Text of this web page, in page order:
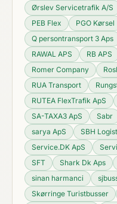
Ørslev Servicetrafik A/S
PEB Flex
PGO Kørsel
Q persontransport 3 Aps
RAWAL APS
RB APS
Romer Company
RUA Transport
RUTEA FlexTrafik ApS
SA-TAXA3 ApS
Sabr
sarya ApS
SBH
Service.DK ApS
SFT
Shark Dk Aps
sinan harmanci
Skørringe Turistbusser